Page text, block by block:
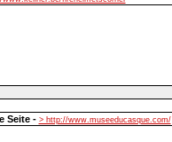
Seite - > http://www.museeducasque.com/